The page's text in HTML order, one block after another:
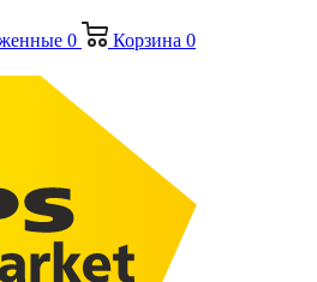
0 Корзина 0